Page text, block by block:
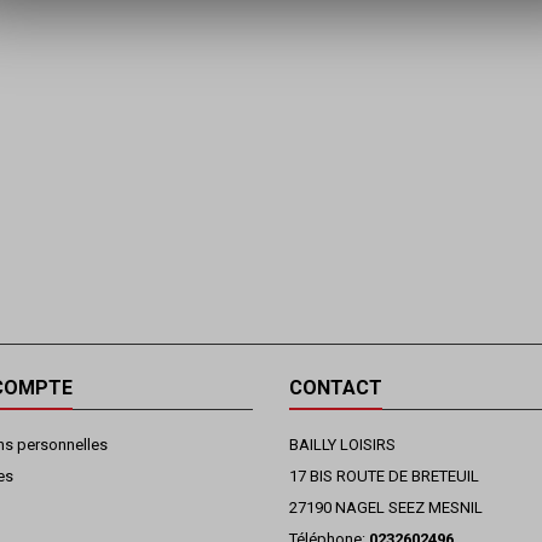
personnelles
CONTACT
BAILLY LOISIRS
17 BIS ROUTE DE BRETEUIL
27190 NAGEL SEEZ MESNIL